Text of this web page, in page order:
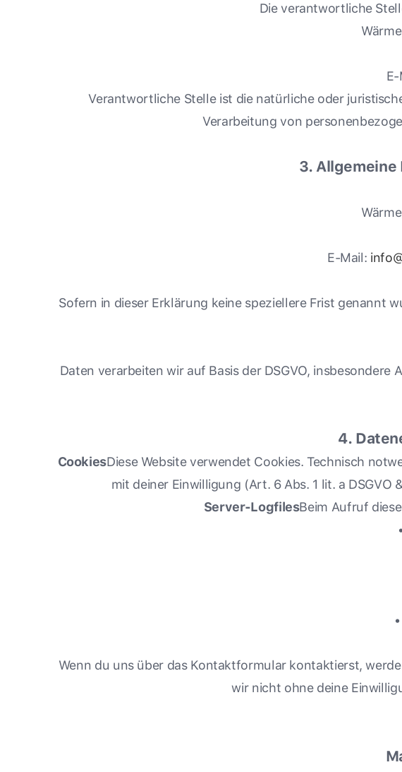
Die verantwortliche
Verantwortliche Stelle ist die natürliche oder
Verarbeitung von
3.
E-Mail:
Sofern in dieser Erklärung keine speziellere Frist genannt
Daten verarbeiten wir auf Basis der DSGVO,
4.
CookiesDiese Website verwendet Cookies. Technisch
mit deiner Einwilligung (Art. 6 Abs. 1 lit. a
Server-LogfilesBeim Aufruf
Wenn du uns über das Kontaktformular kontaktierst,
wir nicht ohne deine